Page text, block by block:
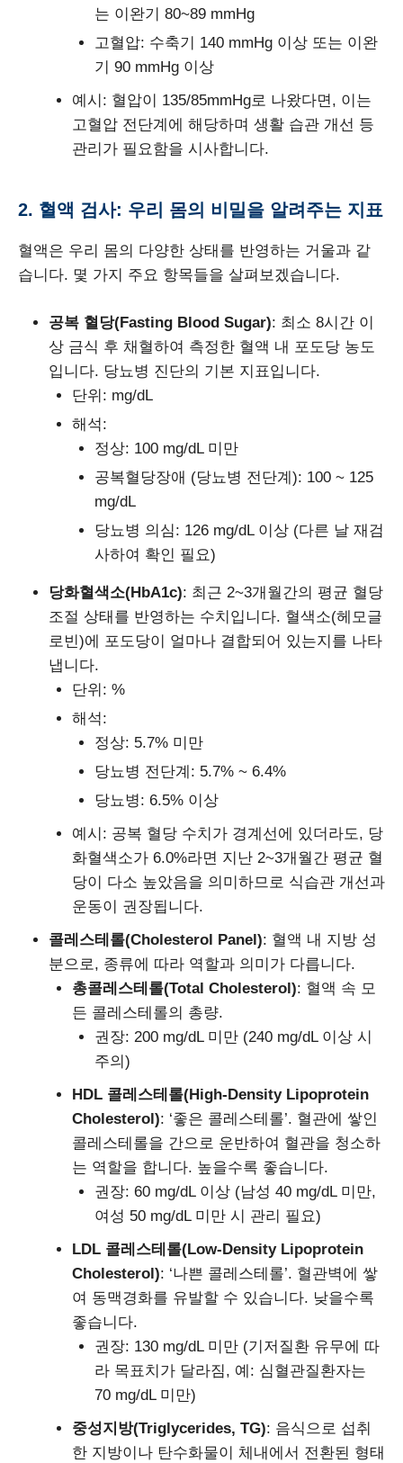
는 이완기 80~89 mmHg
고혈압: 수축기 140 mmHg 이상 또는 이완
기 90 mmHg 이상
예시: 혈압이 135/85mmHg로 나왔다면, 이는
고혈압 전단계에 해당하며 생활 습관 개선 등
관리가 필요함을 시사합니다.
2. 혈액 검사: 우리 몸의 비밀을 알려주는 지표
혈액은 우리 몸의 다양한 상태를 반영하는 거울과 같
습니다. 몇 가지 주요 항목들을 살펴보겠습니다.
공복 혈당(Fasting Blood Sugar): 최소 8시간 이
상 금식 후 채혈하여 측정한 혈액 내 포도당 농도
입니다. 당뇨병 진단의 기본 지표입니다.
단위: mg/dL
해석:
정상: 100 mg/dL 미만
공복혈당장애 (당뇨병 전단계): 100 ~ 125
mg/dL
당뇨병 의심: 126 mg/dL 이상 (다른 날 재검
사하여 확인 필요)
당화혈색소(HbA1c): 최근 2~3개월간의 평균 혈당
조절 상태를 반영하는 수치입니다. 혈색소(헤모글
로빈)에 포도당이 얼마나 결합되어 있는지를 나타
냅니다.
단위: %
해석:
정상: 5.7% 미만
당뇨병 전단계: 5.7% ~ 6.4%
당뇨병: 6.5% 이상
예시: 공복 혈당 수치가 경계선에 있더라도, 당
화혈색소가 6.0%라면 지난 2~3개월간 평균 혈
당이 다소 높았음을 의미하므로 식습관 개선과
운동이 권장됩니다.
콜레스테롤(Cholesterol Panel): 혈액 내 지방 성
분으로, 종류에 따라 역할과 의미가 다릅니다.
총콜레스테롤(Total Cholesterol): 혈액 속 모
든 콜레스테롤의 총량.
권장: 200 mg/dL 미만 (240 mg/dL 이상 시
주의)
HDL 콜레스테롤(High-Density Lipoprotein
Cholesterol): ‘좋은 콜레스테롤’. 혈관에 쌓인
콜레스테롤을 간으로 운반하여 혈관을 청소하
는 역할을 합니다. 높을수록 좋습니다.
권장: 60 mg/dL 이상 (남성 40 mg/dL 미만,
여성 50 mg/dL 미만 시 관리 필요)
LDL 콜레스테롤(Low-Density Lipoprotein
Cholesterol): ‘나쁜 콜레스테롤’. 혈관벽에 쌓
여 동맥경화를 유발할 수 있습니다. 낮을수록
좋습니다.
권장: 130 mg/dL 미만 (기저질환 유무에 따
라 목표치가 달라짐, 예: 심혈관질환자는
70 mg/dL 미만)
중성지방(Triglycerides, TG): 음식으로 섭취
한 지방이나 탄수화물이 체내에서 전환된 형태